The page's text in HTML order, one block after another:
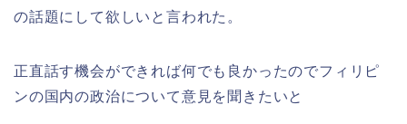
の話題にして欲しいと言われた。
正直話す機会ができれば何でも良かったのでフィリピ
ンの国内の政治について意見を聞きたいと